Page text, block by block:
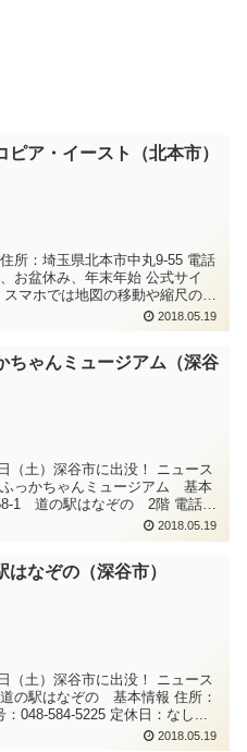
ピア・イースト（北本市）
埼玉県北本市中丸9-55 電話
2018.05.19
ちゃんミュージアム（深谷
（土）深谷市に出没！ ニュース
道の駅はなぞの 2階 電話番
2018.05.19
はなぞの（深谷市）
（土）深谷市に出没！ ニュース
埼玉県深谷市小前田458-1 電話番号：048-584-5225 定休日：なし...
2018.05.19